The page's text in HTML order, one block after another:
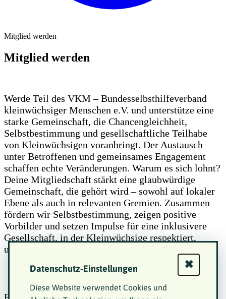
Mitglied werden
Mitglied werden
Werde Teil des VKM – Bundesselbsthilfeverband
kleinwüchsiger Menschen e.V. und unterstütze eine
starke Gemeinschaft, die Chancengleichheit,
Selbstbestimmung und gesellschaftliche Teilhabe
von Kleinwüchsigen voranbringt. Der Austausch
unter Betroffenen und gemeinsames Engagement
schaffen echte Veränderungen. Warum es sich lohnt?
Deine Mitgliedschaft stärkt eine glaubwürdige
Gemeinschaft, die gehört wird – sowohl auf lokaler
Ebene als auch in relevanten Gremien. Zusammen
fördern wir Selbstbestimmung, zeigen positive
Vorbilder und setzen Impulse für eine inklusivere
Gesellschaft, in der Kleinwüchsige respektiert,
unterstützt und aktiv beteiligt sind.
Datenschutz-Einstellungen
Diese Website verwendet Cookies und
✖